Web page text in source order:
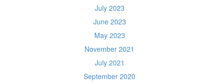
July 2023
June 2023
May 2023
November 2021
July 2021
September 2020